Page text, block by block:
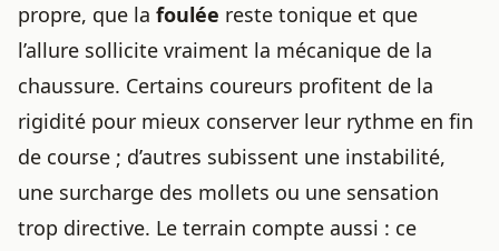
propre, que la foulée reste tonique et que
l’allure sollicite vraiment la mécanique de la
chaussure. Certains coureurs profitent de la
rigidité pour mieux conserver leur rythme en fin
de course ; d’autres subissent une instabilité,
une surcharge des mollets ou une sensation
trop directive. Le terrain compte aussi : ce